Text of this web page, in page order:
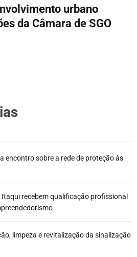
urbano
da Câmara de SGO
encontro sobre a rede de proteção às
recebem qualificação profissional
limpeza e revitalização da sinalização